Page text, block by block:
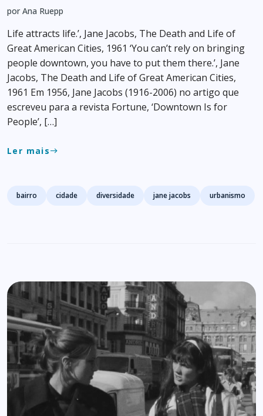
por Ana Ruepp
Life attracts life.’, Jane Jacobs, The Death and Life of
Great American Cities, 1961 ‘You can’t rely on bringing
people downtown, you have to put them there.’, Jane
Jacobs, The Death and Life of Great American Cities,
1961 Em 1956, Jane Jacobs (1916-2006) no artigo que
escreveu para a revista Fortune, ‘Downtown Is for
People’, […]
Ler maiseast
Tags
bairro cidade diversidade jane jacobs urbanismo